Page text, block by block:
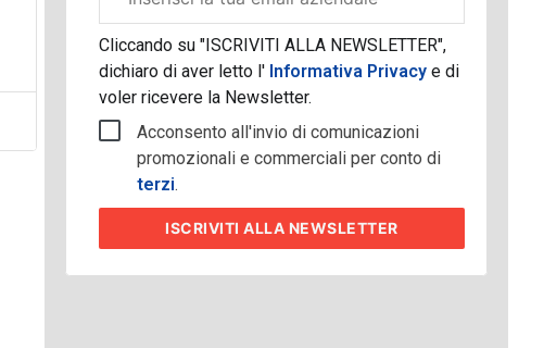
aziendale
Cliccando su "ISCRIVITI ALLA NEWSLETTER",
dichiaro di aver letto l' Informativa Privacye di
voler ricevere la Newsletter.
Acconsento all'invio di comunicazioni
promozionali e commerciali per conto di
terzi.
ISCRIVITIALLA NEWSLETTER